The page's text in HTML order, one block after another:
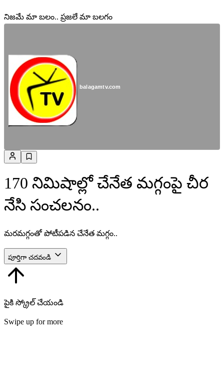
నిజమే మా బలం.. ప్రజలే మా బలగం
balagamtv.com
170 నిమిషాల్లో చేనేత మగ్గంపై చీర
నేసి సంచలనం..
మరమగ్గంతో పోటీపడిన చేనేత మగ్గం..
పూర్తిగా చదవండి
పైకి స్క్రోల్ చేయండి
Swipe up for more